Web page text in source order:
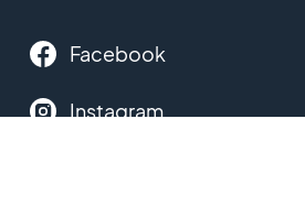
Facebook
Instagram